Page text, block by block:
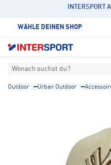
INTERSPORT
WÄHLE DEINEN SHOP
Wonach suchst du?
Outdoor Urban Outdoor